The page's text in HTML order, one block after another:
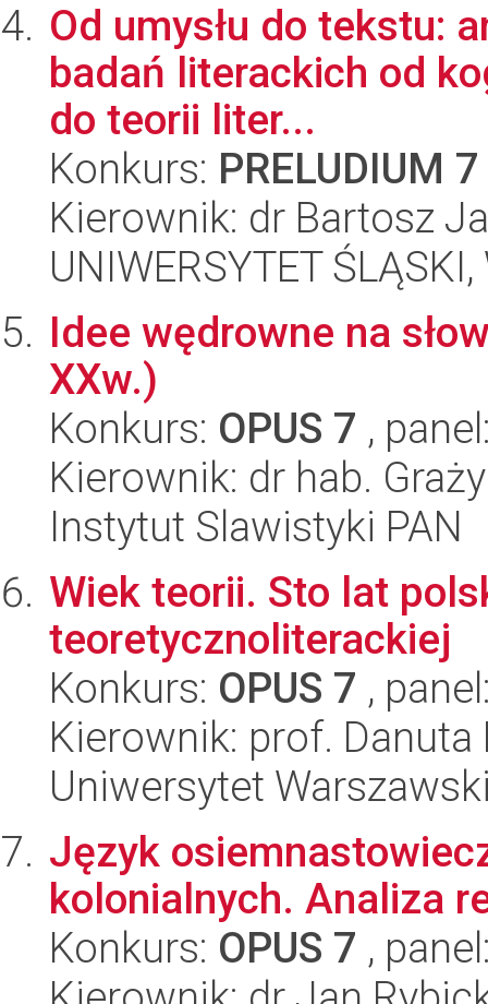
Od umysłu do tekstu:
badań literackich od
do teorii liter...
Konkurs: PRELUDIUM 7
Kierownik: dr Bartosz
UNIWERSYTET
Idee wędrowne na
XXw.)
Konkurs: OPUS 7 ,
Kierownik: dr hab.
Instytut Slawistyki PAN
Wiek teorii. Sto lat
teoretycznoliterackiej
Konkurs: OPUS 7 ,
Kierownik: prof. Danuta
Uniwersytet
Język
kolonialnych. Analiza
Konkurs: OPUS 7 ,